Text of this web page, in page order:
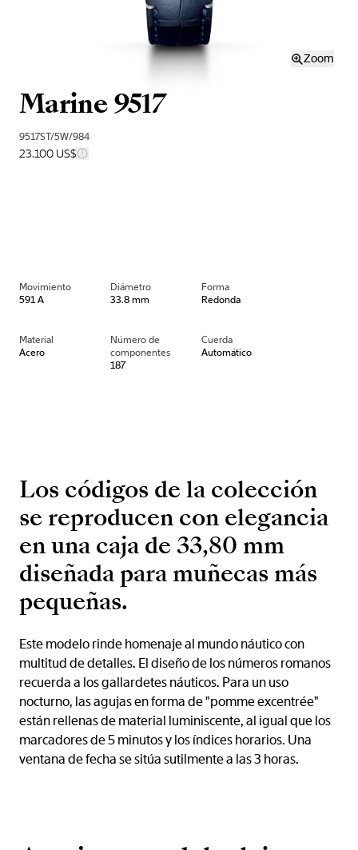
Zoom
Marine 9517
9517ST/5W/984
23.100 US$
Movimiento
591 A
Diámetro
33.8 mm
Forma
Redonda
Material
Acero
Número de
componentes
187
Cuerda
Automático
Los códigos de la colección
se reproducen con elegancia
en una caja de 33,80 mm
diseñada para muñecas más
pequeñas.
Este modelo rinde homenaje al mundo náutico con
multitud de detalles. El diseño de los números romanos
recuerda a los gallardetes náuticos. Para un uso
nocturno, las agujas en forma de "pomme excentrée"
están rellenas de material luminiscente, al igual que los
marcadores de 5 minutos y los índices horarios. Una
ventana de fecha se sitúa sutilmente a las 3 horas.